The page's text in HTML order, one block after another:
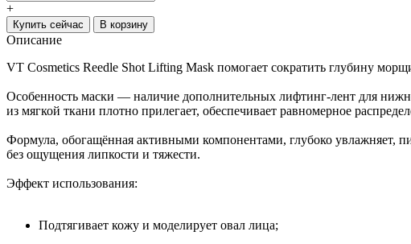
+
Купить сейчас В корзину
Описание
VT Cosmetics Reedle Shot Lifting Mask помогает сократить глубину
Особенность маски — наличие дополнительных лифтинг-лент для
из мягкой ткани плотно прилегает, обеспечивает равномерное
Формула, обогащённая активными компонентами, глубоко увлажняет,
без ощущения липкости и тяжести.
Эффект использования:
Подтягивает кожу и моделирует овал лица;